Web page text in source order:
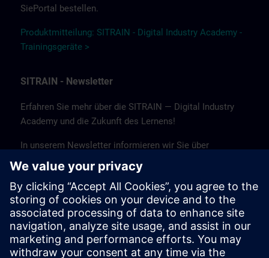
SiePortal bestellen.
Produktmitteilung: SITRAIN - Digital Industry Academy -
Trainingsgeräte >
SITRAIN - Newsletter
Erfahren Sie mehr über die SITRAIN — Digital Industry
Academy und die Zukunft des Lernens!
In unserem Newsletter informieren wir Sie über
Neuigkeiten und Trends, Erfolgsgeschichten sowie
aktuelle Angebote und Kurse.
Abonnieren Sie noch heute unseren Newsletter und
bleiben Sie auf dem Laufenden!
(Nur auf Deutsch verfügbar.)
Newsletter abonnieren >